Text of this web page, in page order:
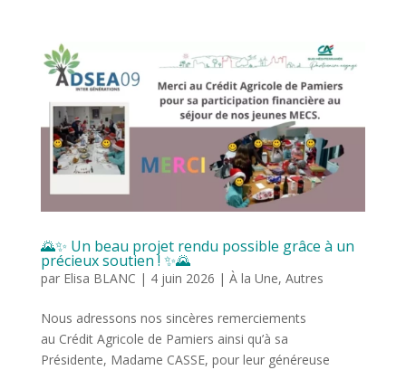
🌄✨ Un beau projet rendu possible grâce à un
précieux soutien ! ✨🌄
par Elisa BLANC | 4 juin 2026 | À la Une, Autres
Nous adressons nos sincères remerciements
au Crédit Agricole de Pamiers ainsi qu’à sa
Présidente, Madame CASSE, pour leur généreuse